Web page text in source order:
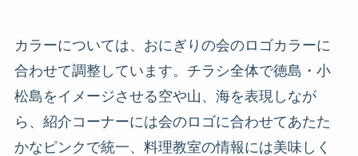
カラーについては、おにぎりの会のロゴカラーに
合わせて調整しています。チラシ全体で徳島・小
松島をイメージさせる空や山、海を表現しなが
ら、紹介コーナーには会のロゴに合わせてあたた
かなピンクで統一、料理教室の情報には美味しく